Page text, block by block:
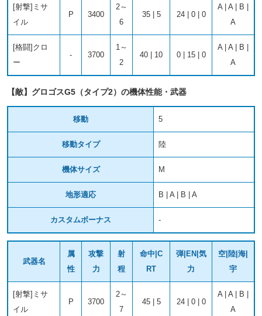
[射撃]ミサ
イル
P 3400
2～
6
35 | 5 24 | 0 | 0
A | A | B |
A
[格闘]クロ
ー
- 3700
1～
2
40 | 10 0 | 15 | 0
A | A | B |
A
【敵】グロゴスG5（タイプ2）の機体性能・武器
移動 5
移動タイプ 陸
機体サイズ M
地形適応 B | A | B | A
カスタムボーナス -
武器名
属
性
攻撃
力
射
程
命中|C
RT
弾|EN|気
力
空|陸|海|
宇
[射撃]ミサ
イル
P 3700
2～
7
45 | 5 24 | 0 | 0
A | A | B |
A